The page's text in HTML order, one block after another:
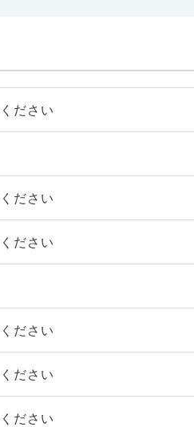
ださい
ださい
ださい
ださい
ださい
ださい